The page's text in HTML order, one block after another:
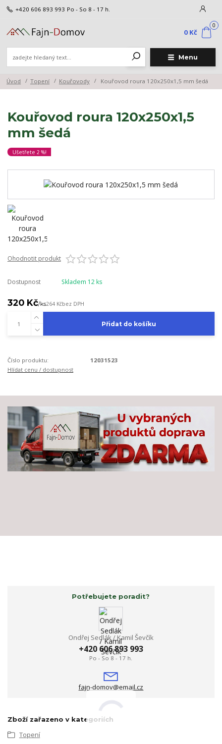
Menu
+420 606 893 993 Po - So 8 - 17 h.
0
0 Kč
Úvod Topení Kouřovody Kouřovod roura 120x250x1,5 mm šedá
Kouřovod roura 120x250x1,5
mm šedá
Ušetřete 2 %!
Ohodnotit produkt
Dostupnost Skladem 12 ks
320 Kč/ks264 Kčbez DPH
Přidat do košíku
Číslo produktu:
12031523
Hlídat cenu / dostupnost
Potřebujete poradit?
Ondřej Sedlák / Kamil Ševčík
+420 606 893 993
Po - So 8 - 17 h.
fajn-domov@email.cz
Zboží zařazeno v kategoriích
Topení